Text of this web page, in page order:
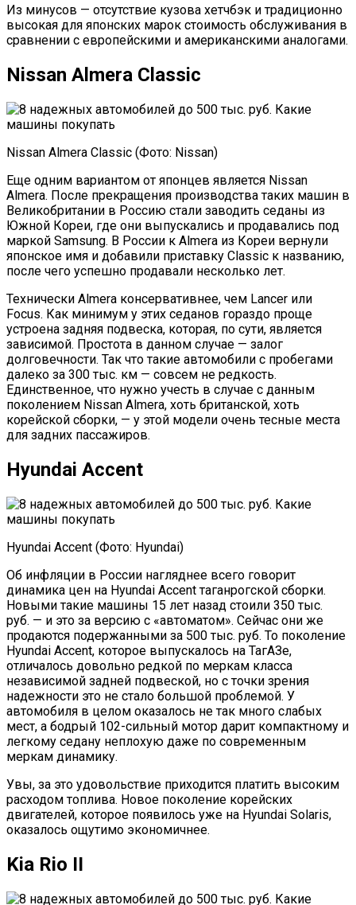
Из минусов — отсутствие кузова хетчбэк и традиционно
высокая для японских марок стоимость обслуживания в
сравнении с европейскими и американскими аналогами.
Nissan Almera Classic
Nissan Almera Classic (Фото: Nissan)
Еще одним вариантом от японцев является Nissan
Almera. После прекращения производства таких машин в
Великобритании в Россию стали заводить седаны из
Южной Кореи, где они выпускались и продавались под
маркой Samsung. В России к Almera из Кореи вернули
японское имя и добавили приставку Classic к названию,
после чего успешно продавали несколько лет.
Технически Almera консервативнее, чем Lancer или
Focus. Как минимум у этих седанов гораздо проще
устроена задняя подвеска, которая, по сути, является
зависимой. Простота в данном случае — залог
долговечности. Так что такие автомобили с пробегами
далеко за 300 тыс. км — совсем не редкость.
Единственное, что нужно учесть в случае с данным
поколением Nissan Almera, хоть британской, хоть
корейской сборки, — у этой модели очень тесные места
для задних пассажиров.
Hyundai Accent
Hyundai Accent (Фото: Hyundai)
Об инфляции в России нагляднее всего говорит
динамика цен на Hyundai Accent таганрогской сборки.
Новыми такие машины 15 лет назад стоили 350 тыс.
руб. — и это за версию с «автоматом». Сейчас они же
продаются подержанными за 500 тыс. руб. То поколение
Hyundai Accent, которое выпускалось на ТагАЗе,
отличалось довольно редкой по меркам класса
независимой задней подвеской, но с точки зрения
надежности это не стало большой проблемой. У
автомобиля в целом оказалось не так много слабых
мест, а бодрый 102-сильный мотор дарит компактному и
легкому седану неплохую даже по современным
меркам динамику.
Увы, за это удовольствие приходится платить высоким
расходом топлива. Новое поколение корейских
двигателей, которое появилось уже на Hyundai Solaris,
оказалось ощутимо экономичнее.
Kia Rio II